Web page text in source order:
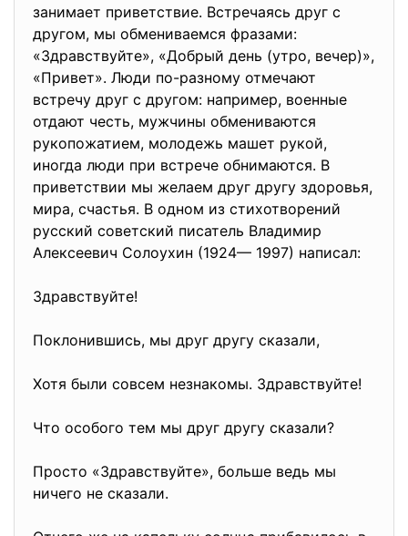
занимает приветствие. Встречаясь друг с
другом, мы обмениваемся фразами:
«Здравствуйте», «Добрый день (утро, вечер)»,
«Привет». Люди по-разному отмечают
встречу друг с другом: например, военные
отдают честь, мужчины обмениваются
рукопожатием, молодежь машет рукой,
иногда люди при встрече обнимаются. В
приветствии мы желаем друг другу здоровья,
мира, счастья. В одном из стихотворений
русский советский писатель Владимир
Алексеевич Солоухин (1924— 1997) написал:
Здравствуйте!
Поклонившись, мы друг другу сказали,
Хотя были совсем незнакомы. Здравствуйте!
Что особого тем мы друг другу сказали?
Просто «Здравствуйте», больше ведь мы
ничего не сказали.